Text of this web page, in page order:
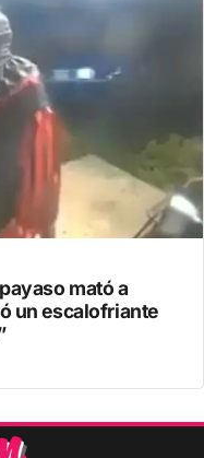
mató a
un escalofriante